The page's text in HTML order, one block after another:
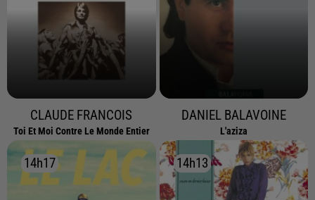
CLAUDE FRANCOIS
Toi Et Moi Contre Le Monde Entier
DANIEL BALAVOINE
L'aziza
14h17
14h17 14h13
14h13